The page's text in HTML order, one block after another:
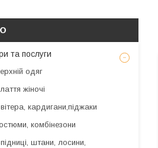
та послуги
одяг
жіночі
кардигани,піджаки
комбінезони
штани, лосини,